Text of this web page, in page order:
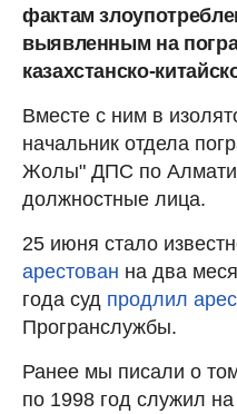
фактам
выявленным на
казахстанско-
Вместе с ним в
начальник отдела
Жолы" ДПС по
должностные лица.
25 июня стало
арестован на два
года суд продлил
Програнслужбы.
Ранее мы писали о
по 1998 год служил